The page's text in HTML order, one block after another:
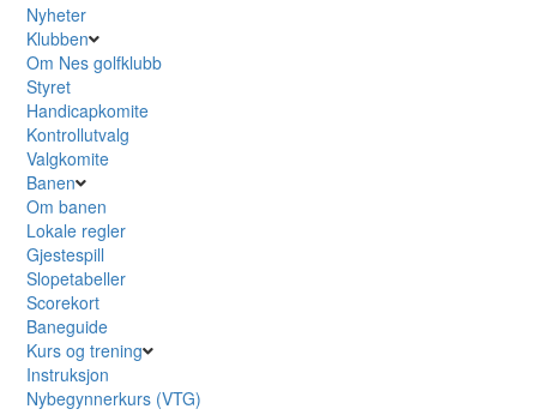
Nyheter
Klubben
Om Nes golfklubb
Styret
Handicapkomite
Kontrollutvalg
Valgkomite
Banen
Om banen
Lokale regler
Gjestespill
Slopetabeller
Scorekort
Baneguide
Kurs og trening
Instruksjon
Nybegynnerkurs (VTG)